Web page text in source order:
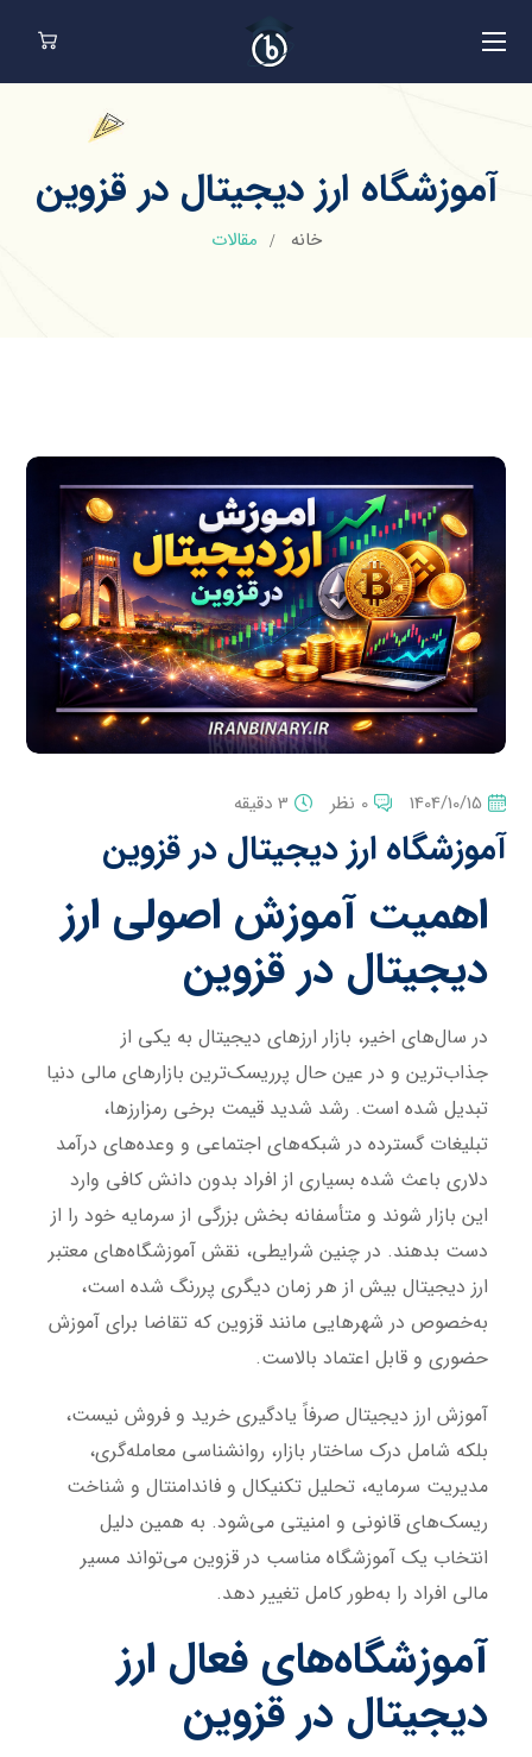
آموزشگاه ارز دیجیتال در قزوین
خانه مقالات
1404/10/15 0 نظر 3 دقیقه
آموزشگاه ارز دیجیتال در قزوین
اهمیت آموزش اصولی ارز
دیجیتال در قزوین
در سال‌های اخیر، بازار ارزهای دیجیتال به یکی از
جذاب‌ترین و در عین حال پرریسک‌ترین بازارهای مالی دنیا
تبدیل شده است. رشد شدید قیمت برخی رمزارزها،
تبلیغات گسترده در شبکه‌های اجتماعی و وعده‌های درآمد
دلاری باعث شده بسیاری از افراد بدون دانش کافی وارد
این بازار شوند و متأسفانه بخش بزرگی از سرمایه خود را از
دست بدهند. در چنین شرایطی، نقش آموزشگاه‌های معتبر
ارز دیجیتال بیش از هر زمان دیگری پررنگ شده است،
به‌خصوص در شهرهایی مانند قزوین که تقاضا برای آموزش
حضوری و قابل اعتماد بالاست.
آموزش ارز دیجیتال صرفاً یادگیری خرید و فروش نیست،
بلکه شامل درک ساختار بازار، روانشناسی معامله‌گری،
مدیریت سرمایه، تحلیل تکنیکال و فاندامنتال و شناخت
ریسک‌های قانونی و امنیتی می‌شود. به همین دلیل
انتخاب یک آموزشگاه مناسب در قزوین می‌تواند مسیر
مالی افراد را به‌طور کامل تغییر دهد.
آموزشگاه‌های فعال ارز
دیجیتال در قزوین